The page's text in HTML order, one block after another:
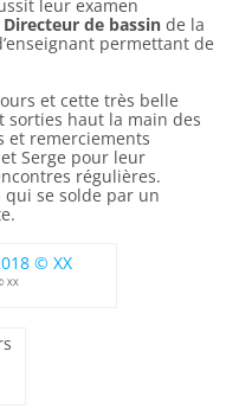
leur examen
de bassin de la
permettant de
et cette très belle
sorties haut la main des
et remerciements
Serge pour leur
régulières.
se solde par un
XX